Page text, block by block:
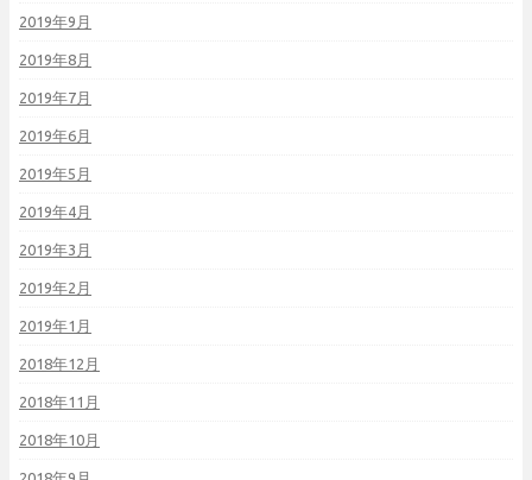
2019年9月
2019年8月
2019年7月
2019年6月
2019年5月
2019年4月
2019年3月
2019年2月
2019年1月
2018年12月
2018年11月
2018年10月